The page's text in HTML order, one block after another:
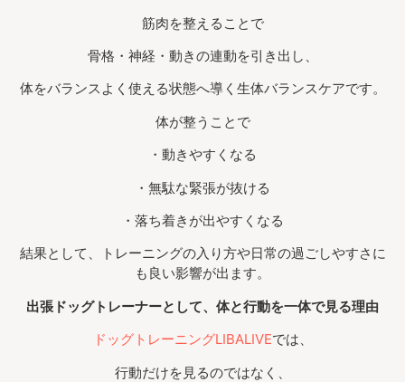
筋肉を整えることで
骨格・神経・動きの連動を引き出し、
体をバランスよく使える状態へ導く生体バランスケアです。
体が整うことで
・動きやすくなる
・無駄な緊張が抜ける
・落ち着きが出やすくなる
結果として、トレーニングの入り方や日常の過ごしやすさに
も良い影響が出ます。
出張ドッグトレーナーとして、体と行動を一体で見る理由
ドッグトレーニングLIBALIVEでは、
行動だけを見るのではなく、